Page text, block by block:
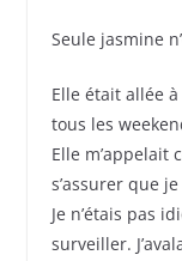
Seule jasmine
Elle était allée
tous les
Elle m’appelait
s’assurer que
Je n’étais pas
surveiller.